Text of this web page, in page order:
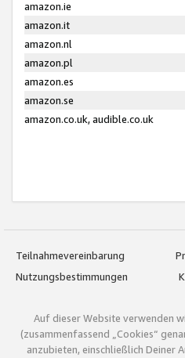
amazon.ie
amazon.it
amazon.nl
amazon.pl
amazon.es
amazon.se
amazon.co.uk, audible.co.uk
Teilnahmevereinbarung
Nutzungsbestimmungen
Auf dieser Website verwenden
(zusammenfassend „Cookies“
anzubieten, einschließlich Deiner